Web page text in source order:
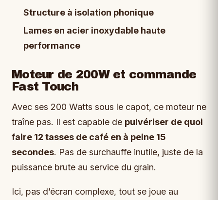
Structure à isolation phonique
Lames en acier inoxydable haute
performance
Moteur de 200W et commande
Fast Touch
Avec ses 200 Watts sous le capot, ce moteur ne
traîne pas. Il est capable de pulvériser de quoi
faire 12 tasses de café en à peine 15
secondes. Pas de surchauffe inutile, juste de la
puissance brute au service du grain.
Ici, pas d’écran complexe, tout se joue au